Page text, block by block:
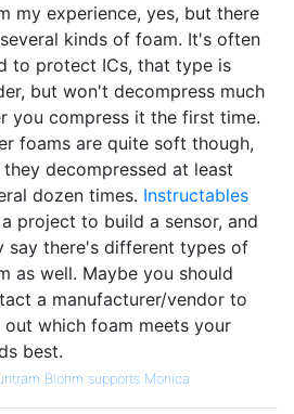
my experience, yes, but there
kinds of foam. It's often
to protect ICs, that type is
but won't decompress much
you compress it the first time.
foams are quite soft though,
they decompressed at least
dozen times. Instructables
a project to build a sensor, and
say there's different types of
as well. Maybe you should
a manufacturer/vendor to
out which foam meets your
best.
Blohm supports Monica